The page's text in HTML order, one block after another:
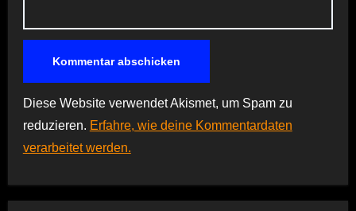
Diese Website verwendet Akismet, um Spam zu
reduzieren. Erfahre, wie deine Kommentardaten
verarbeitet werden.